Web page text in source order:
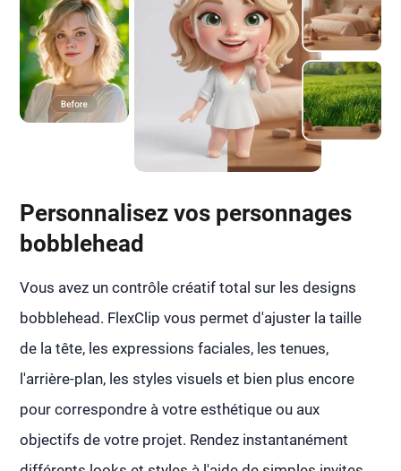
Personnalisez vos personnages
bobblehead
Vous avez un contrôle créatif total sur les designs
bobblehead. FlexClip vous permet d'ajuster la taille
de la tête, les expressions faciales, les tenues,
l'arrière-plan, les styles visuels et bien plus encore
pour correspondre à votre esthétique ou aux
objectifs de votre projet. Rendez instantanément